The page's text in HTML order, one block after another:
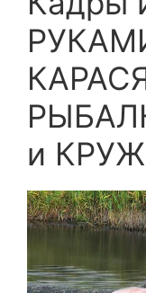
и